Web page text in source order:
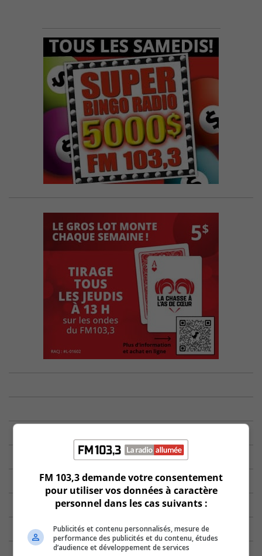
FM 103,3 demande votre consentement
pour utiliser vos données à caractère
personnel dans les cas suivants :
Publicités et contenu personnalisés, mesure de
performance des publicités et du contenu, études
d’audience et développement de services